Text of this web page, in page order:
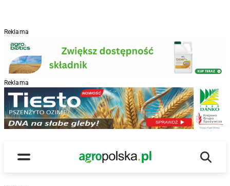
Reklama
Reklama
Menu
Main Logo